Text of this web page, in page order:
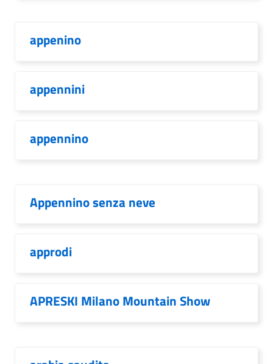
appenino
appennini
appennino
Appennino senza neve
approdi
APRESKI Milano Mountain Show